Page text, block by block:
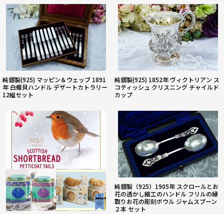
純銀製(925) マッピン＆ウェッブ 1891
年 白蝶貝ハンドル デザートカトラリー
12組セット
純銀製(925) 1852年 ヴィクトリアン ス
コティッシュ クリスニング チャイルド
カップ
純銀製（925）1905年 スクロールとお
花の透かし細工のハンドル フリルの縁
取りお花の彫刻ボウル ジャムスプーン
２本 セット